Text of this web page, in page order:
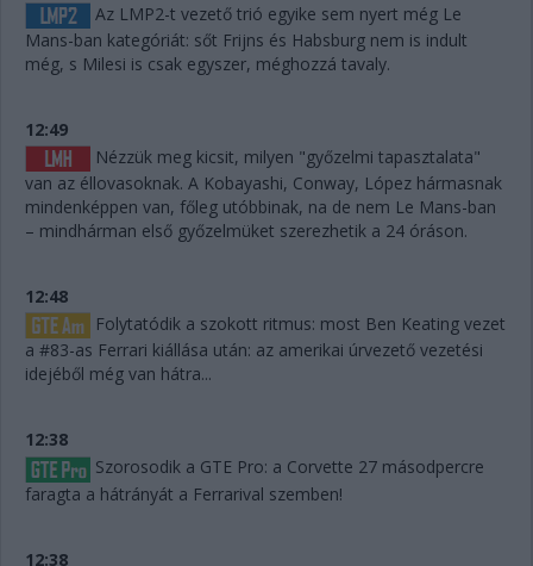
Az LMP2-t vezető trió egyike sem nyert még Le
Mans-ban kategóriát: sőt Frijns és Habsburg nem is indult
még, s Milesi is csak egyszer, méghozzá tavaly.
12:49
Nézzük meg kicsit, milyen "győzelmi tapasztalata"
van az éllovasoknak. A Kobayashi, Conway, López hármasnak
mindenképpen van, főleg utóbbinak, na de nem Le Mans-ban
– mindhárman első győzelmüket szerezhetik a 24 óráson.
12:48
Folytatódik a szokott ritmus: most Ben Keating vezet
a #83-as Ferrari kiállása után: az amerikai úrvezető vezetési
idejéből még van hátra...
12:38
Szorosodik a GTE Pro: a Corvette 27 másodpercre
faragta a hátrányát a Ferrarival szemben!
12:38